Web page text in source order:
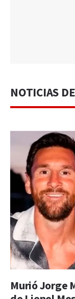
NOTICIAS
Murió Jorge